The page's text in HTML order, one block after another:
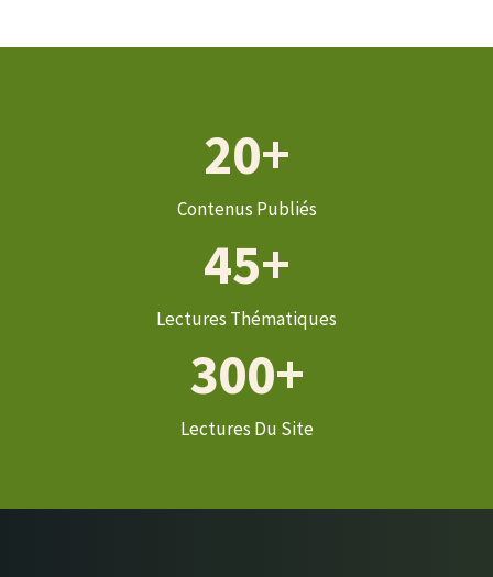
20+
Contenus Publiés
45+
Lectures Thématiques
300+
Lectures Du Site